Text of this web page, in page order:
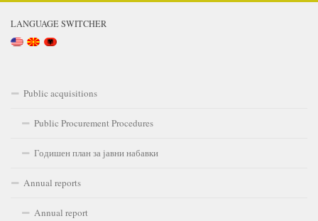
LANGUAGE SWITCHER
Public acquisitions
Public Procurement Procedures
Годишен план за јавни набавки
Annual reports
Annual report